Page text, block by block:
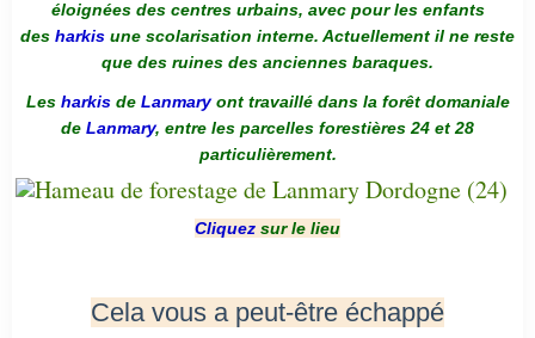
éloignées des centres urbains, avec pour les enfants
des harkis une scolarisation interne. Actuellement il ne reste
que des ruines des anciennes baraques.
Les harkis de Lanmaryont travaillé dans la forêt domaniale
de Lanmary, entre les parcelles forestières 24 et 28
particulièrement.
Cliquez sur le lieu
Cela vous a peut-être échappé